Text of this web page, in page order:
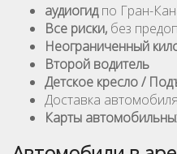
аудиогидпо Гран-
Все риски, без
Неограниченный
Второй водитель
Детское кресло /
Доставка
Карты